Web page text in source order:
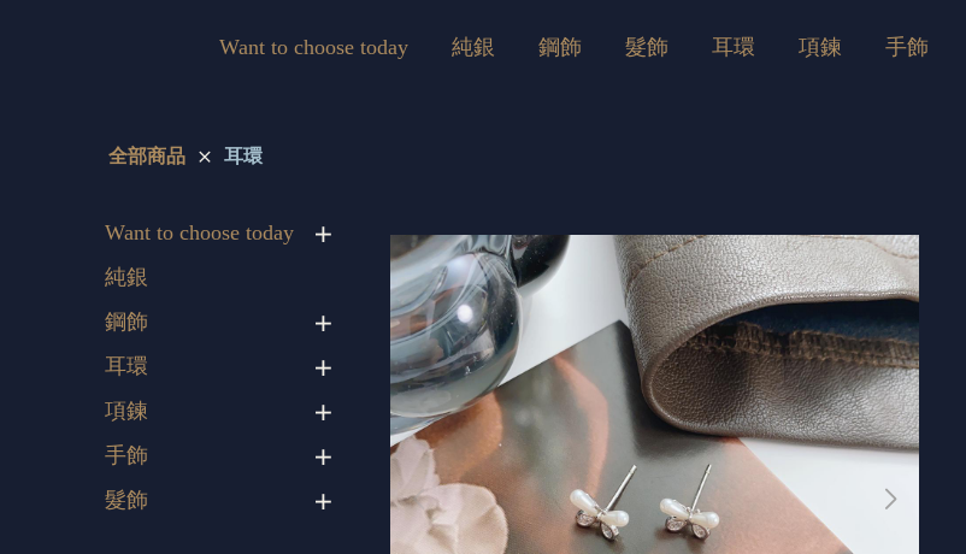
Want to choose today 純銀 鋼飾 髮飾 耳環 項鍊 手飾
全部商品 耳環
Want to choose today
純銀
鋼飾
耳環
項鍊
手飾
髮飾